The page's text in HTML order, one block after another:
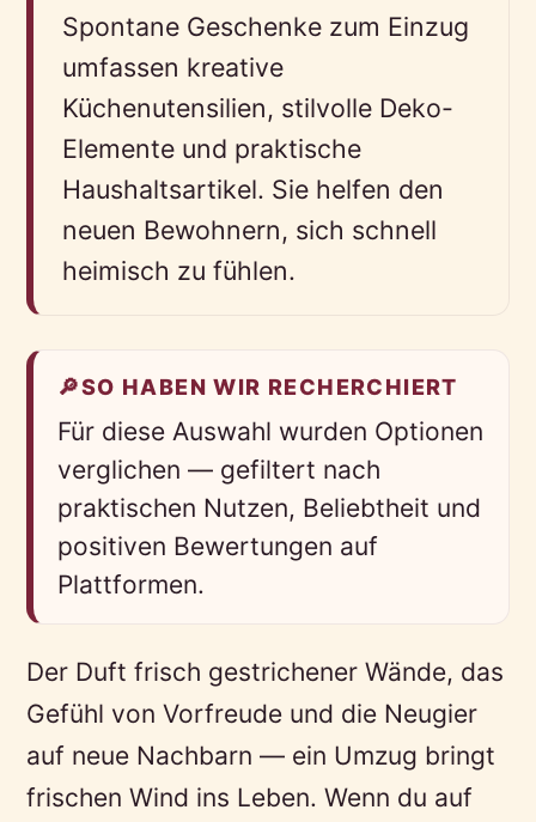
Spontane Geschenke zum Einzug
umfassen kreative
Küchenutensilien, stilvolle Deko-
Elemente und praktische
Haushaltsartikel. Sie helfen den
neuen Bewohnern, sich schnell
heimisch zu fühlen.
🔎SO HABEN WIR RECHERCHIERT
Für diese Auswahl wurden Optionen
verglichen — gefiltert nach
praktischen Nutzen, Beliebtheit und
positiven Bewertungen auf
Plattformen.
Der Duft frisch gestrichener Wände, das
Gefühl von Vorfreude und die Neugier
auf neue Nachbarn — ein Umzug bringt
frischen Wind ins Leben. Wenn du auf